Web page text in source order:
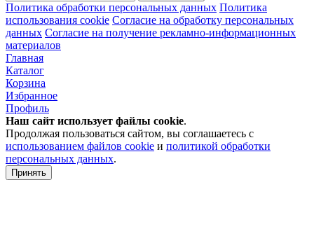
Политика обработки персональных данных Политика
использования cookie Согласие на обработку персональных
данных Согласие на получение рекламно-информационных
материалов
Главная
Каталог
Корзина
Избранное
Профиль
Наш сайт использует файлы cookie.
Продолжая пользоваться сайтом, вы соглашаетесь с
использованием файлов cookie и политикой обработки
персональных данных.
Принять